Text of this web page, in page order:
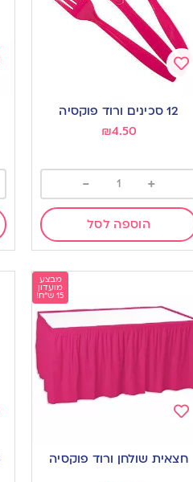
Add
12 סכינים ורוד פוקסיה
₪4.50
+
-
הוספה לסל
מבצע
מועדון
15 ש"ח!
toחצאית שולחן ורוד פוקסיה